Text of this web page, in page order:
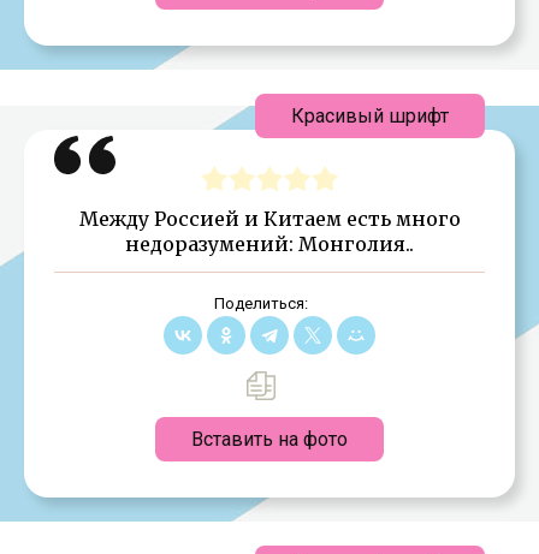
Между Россией и Китаем есть много
недоразумений: Монголия..
Поделиться:
Вставить на фото
Красивый шрифт